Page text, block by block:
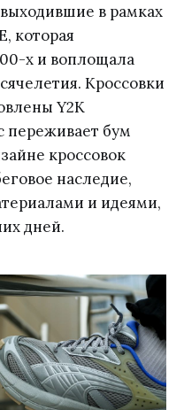
в рамках
которая
х и воплощала
Кроссовки
Y2K
переживает бум
кроссовок
наследие,
и идеями,
дней.